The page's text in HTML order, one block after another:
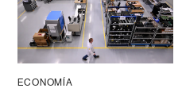
ECONOMÍA